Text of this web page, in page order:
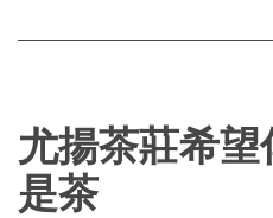
尤揚茶莊希
是茶